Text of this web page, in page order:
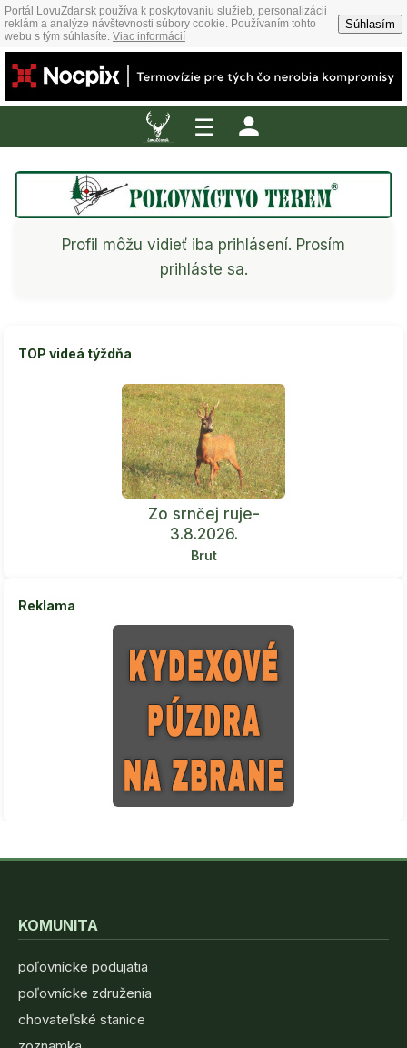
Portál LovuZdar.sk používa k poskytovaniu služieb, personalizácii
reklám a analýze návštevnosti súbory cookie. Používaním tohto
webu s tým súhlasíte. Viac informácií
Súhlasím
☰
Profil môžu vidieť iba prihlásení. Prosím
prihláste sa.
TOP videá týždňa
Zo srnčej ruje-
3.8.2026.
Brut
Reklama
KOMUNITA
poľovnícke podujatia
poľovnícke združenia
chovateľské stanice